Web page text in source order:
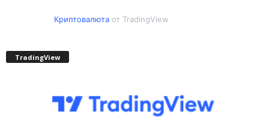
Криптовалютаот TradingView
TradingView